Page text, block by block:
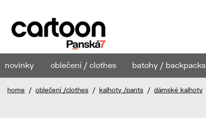
novinky oblečení / clothes batohy / backpacks
home / oblečení /clothes / kalhoty /pants / dámské kalhoty